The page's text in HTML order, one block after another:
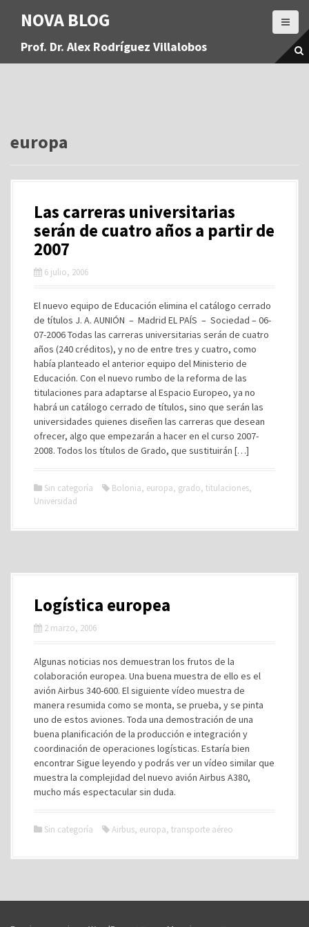
a
NOVA BLOG
Prof. Dr. Alex Rodríguez Villalobos
europa
Las carreras universitarias
serán de cuatro años a partir de
2007
6 julio, 2006
El nuevo equipo de Educación elimina el catálogo cerrado
de títulos J. A. AUNIÓN – Madrid EL PAÍS – Sociedad – 06-
07-2006 Todas las carreras universitarias serán de cuatro
años (240 créditos), y no de entre tres y cuatro, como
había planteado el anterior equipo del Ministerio de
Educación. Con el nuevo rumbo de la reforma de las
titulaciones para adaptarse al Espacio Europeo, ya no
habrá un catálogo cerrado de títulos, sino que serán las
universidades quienes diseñen las carreras que desean
ofrecer, algo que empezarán a hacer en el curso 2007-
2008. Todos los títulos de Grado, que sustituirán […]
Sin categoría Bolonia, europa, grado, titulaciones,
Universidad
Logística europea
2 marzo, 2006
Algunas noticias nos demuestran los frutos de la
colaboración europea. Una buena muestra de ello es el
avión Airbus 340-600. El siguiente vídeo muestra de
manera resumida como se monta, se prueba, y se pinta
uno de estos aviones. Toda una demostración de una
buena planificación de la producción e integración y
coordinación de operaciones logísticas. Estaría bien
encontrar Sigue leyendo y podrás ver un vídeo similar que
muestra la complejidad del nuevo avión Airbus A380,
mucho más espectacular sin duda.
Sin categoría Airbus, europa, transporte aéreo